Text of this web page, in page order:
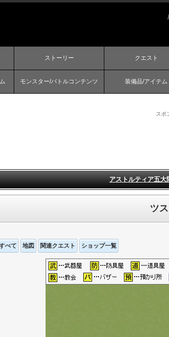
ストーリー クエスト
モンスター/バトルコンテンツ 装備品/アイテム
スポ
アストルティア五大
ツ
べて 地図 関連クエスト ショップ一覧